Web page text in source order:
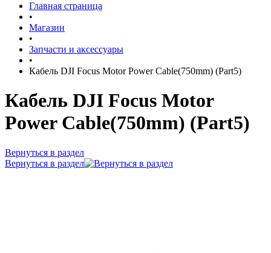
Главная страница
•
Магазин
•
Запчасти и аксессуары
•
Кабель DJI Focus Motor Power Cable(750mm) (Part5)
Кабель DJI Focus Motor
Power Cable(750mm) (Part5)
Вернуться в раздел
Вернуться в раздел